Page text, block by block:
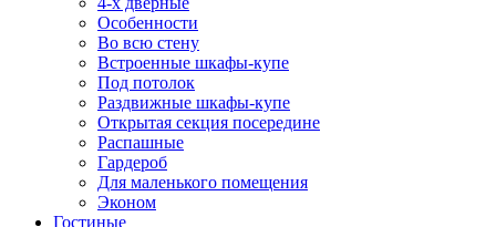
Особенности
Во всю стену
Встроенные шкафы-купе
Под потолок
Раздвижные шкафы-купе
Открытая секция посередине
Распашные
Гардероб
Для маленького помещения
Эконом
Гостиные